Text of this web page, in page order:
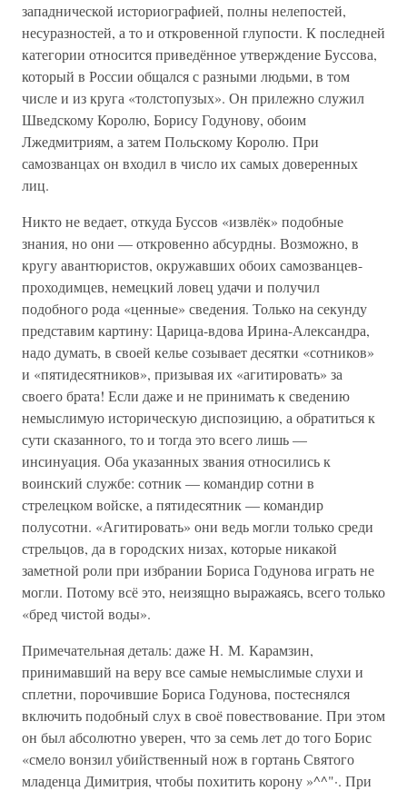
западнической историографией, полны нелепостей,
несуразностей, а то и откровенной глупости. К последней
категории относится приведённое утверждение Буссова,
который в России общался с разными людьми, в том
числе и из круга «толстопузых». Он прилежно служил
Шведскому Королю, Борису Годунову, обоим
Лжедмитриям, а затем Польскому Королю. При
самозванцах он входил в число их самых доверенных
лиц.
Никто не ведает, откуда Буссов «извлёк» подобные
знания, но они — откровенно абсурдны. Возможно, в
кругу авантюристов, окружавших обоих самозванцев-
проходимцев, немецкий ловец удачи и получил
подобного рода «ценные» сведения. Только на секунду
представим картину: Царица-вдова Ирина-Александра,
надо думать, в своей келье созывает десятки «сотников»
и «пятидесятников», призывая их «агитировать» за
своего брата! Если даже и не принимать к сведению
немыслимую историческую диспозицию, а обратиться к
сути сказанного, то и тогда это всего лишь —
инсинуация. Оба указанных звания относились к
воинский службе: сотник — командир сотни в
стрелецком войске, а пятидесятник — командир
полусотни. «Агитировать» они ведь могли только среди
стрельцов, да в городских низах, которые никакой
заметной роли при избрании Бориса Годунова играть не
могли. Потому всё это, неизящно выражаясь, всего только
«бред чистой воды».
Примечательная деталь: даже Н. М. Карамзин,
принимавший на веру все самые немыслимые слухи и
сплетни, порочившие Бориса Годунова, постеснялся
включить подобный слух в своё повествование. При этом
он был абсолютно уверен, что за семь лет до того Борис
«смело вонзил убийственный нож в гортань Святого
младенца Димитрия, чтобы похитить корону »^^"·. При